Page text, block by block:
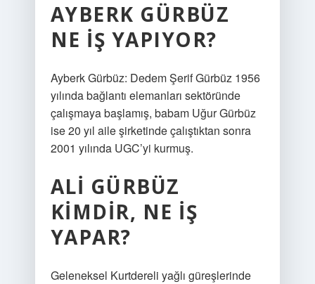
AYBERK GÜRBÜZ
NE IŞ YAPIYOR?
Ayberk Gürbüz: Dedem Şerif Gürbüz 1956
yılında bağlantı elemanları sektöründe
çalışmaya başlamış, babam Uğur Gürbüz
ise 20 yıl aile şirketinde çalıştıktan sonra
2001 yılında UGC’yi kurmuş.
ALI GÜRBÜZ
KIMDIR, NE IŞ
YAPAR?
Geleneksel Kurtdereli yağlı güreşlerinde